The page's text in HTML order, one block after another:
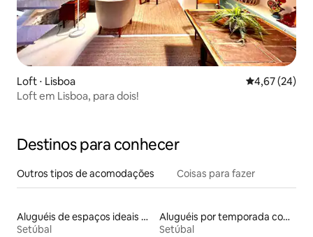
Loft ⋅ Lisboa 4,67 de uma
4,67 (24)
Loft em Lisboa, para dois!
Destinos para conhecer
Outros tipos de acomodações Coisas para fazer
Aluguéis de espaços ideais para famílias
Setúbal
Aluguéis por temporada com suítes privativas
Setúbal